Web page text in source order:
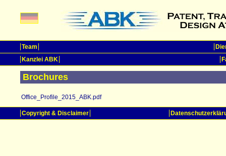
Team
Kanzlei ABK
Brochures
Office_Profile_2015_ABK.pdf
Copyright & Disclaimer